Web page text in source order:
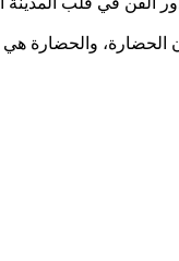
الحضارة، والحضارة